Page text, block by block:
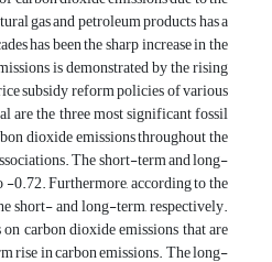
gas and petroleum products has a
has been the sharp increase in the
is demonstrated by the rising
subsidy reform policies of various
are the three most significant fossil
dioxide emissions throughout the
The short-term and long-
0.72. Furthermore, according to the
short- and long-term, respectively.
carbon dioxide emissions that are
rise in carbon emissions. The long-